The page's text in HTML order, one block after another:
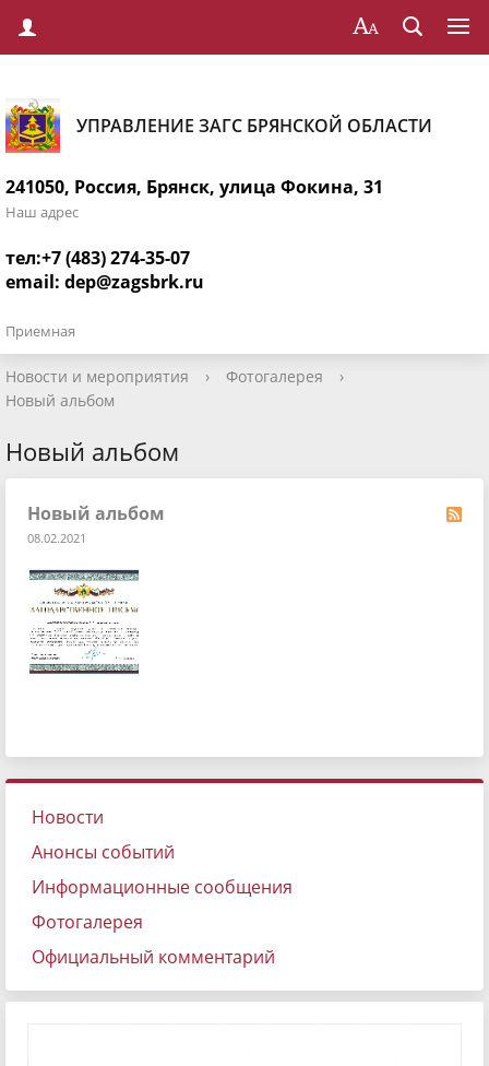
УПРАВЛЕНИЕ ЗАГС БРЯНСКОЙ ОБЛАСТИ
241050, Россия, Брянск, улица Фокина, 31
Наш адрес
тел:+7 (483) 274-35-07
email: dep@zagsbrk.ru
Приемная
Новости и мероприятия › Фотогалерея
›
Новый альбом
Новый альбом
Новый альбом
08.02.2021
Новости
Анонсы событий
Информационные сообщения
Фотогалерея
Официальный комментарий